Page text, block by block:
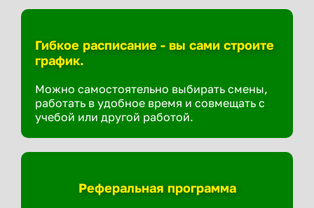
Гибкое расписание - вы сами строите
график.
Можно самостоятельно выбирать смены,
работать в удобное время и совмещать с
учебой или другой работой.
Реферальная программа